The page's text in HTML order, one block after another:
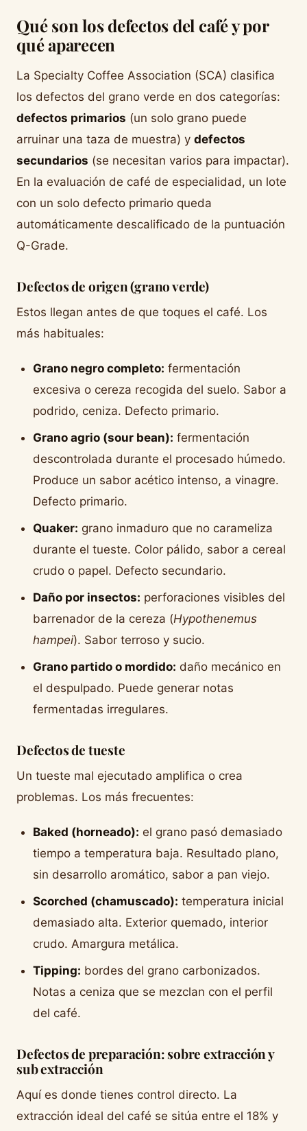
Qué son los defectos del café y por
qué aparecen
La Specialty Coffee Association (SCA) clasifica
los defectos del grano verde en dos categorías:
defectos primarios (un solo grano puede
arruinar una taza de muestra) y defectos
secundarios (se necesitan varios para impactar).
En la evaluación de café de especialidad, un lote
con un solo defecto primario queda
automáticamente descalificado de la puntuación
Q-Grade.
Defectos de origen (grano verde)
Estos llegan antes de que toques el café. Los
más habituales:
Grano negro completo: fermentación
excesiva o cereza recogida del suelo. Sabor a
podrido, ceniza. Defecto primario.
Grano agrio (sour bean): fermentación
descontrolada durante el procesado húmedo.
Produce un sabor acético intenso, a vinagre.
Defecto primario.
Quaker: grano inmaduro que no carameliza
durante el tueste. Color pálido, sabor a cereal
crudo o papel. Defecto secundario.
Daño por insectos: perforaciones visibles del
barrenador de la cereza (Hypothenemus
hampei). Sabor terroso y sucio.
Grano partido o mordido: daño mecánico en
el despulpado. Puede generar notas
fermentadas irregulares.
Defectos de tueste
Un tueste mal ejecutado amplifica o crea
problemas. Los más frecuentes:
Baked (horneado): el grano pasó demasiado
tiempo a temperatura baja. Resultado plano,
sin desarrollo aromático, sabor a pan viejo.
Scorched (chamuscado): temperatura inicial
demasiado alta. Exterior quemado, interior
crudo. Amargura metálica.
Tipping: bordes del grano carbonizados.
Notas a ceniza que se mezclan con el perfil
del café.
Defectos de preparación: sobre extracción y
sub extracción
Aquí es donde tienes control directo. La
extracción ideal del café se sitúa entre el 18% y